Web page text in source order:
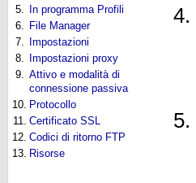
5.
In programma Profili
6.
File Manager
7.
Impostazioni
8.
Impostazioni proxy
9.
Attivo e modalità di
connessione passiva
10. Protocollo
11.
Certificato SSL
12. Codici di ritorno FTP
13. Risorse